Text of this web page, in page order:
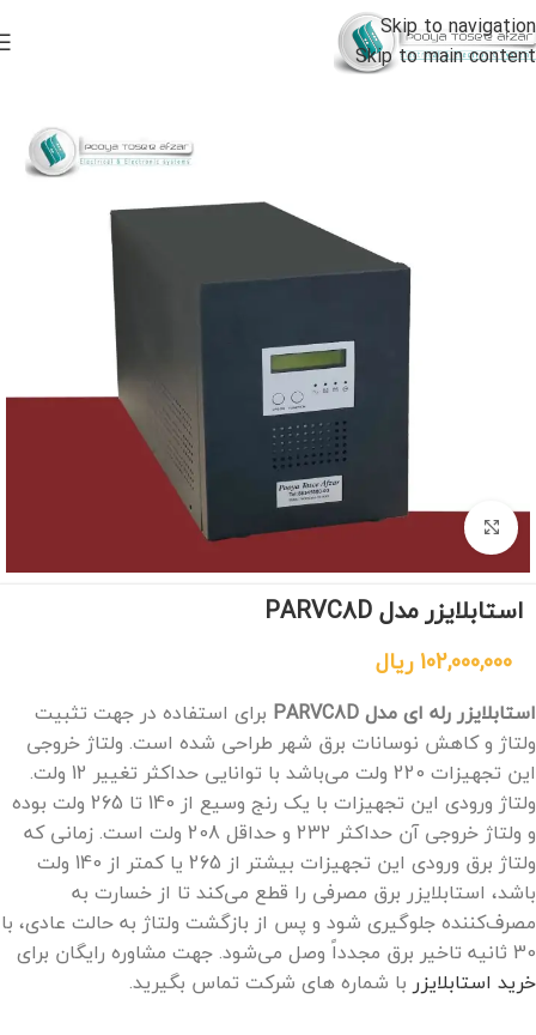
Skip to navigation
Skip to main content
خانه خرید استابلایزر استابلایزر رله ای مدل PA
برای بزرگنمایی کلیک کنید
استابلایزر مدل PARVC8D
102,000,000 ریال
استابلایزر رله ای مدل PARVC8D
برای استفاده در جهت تثبیت
ولتاژ و کاهش نوسانات برق شهر طراحی شده‌ است. ولتاژ خروجی
این تجهیزات 220 ولت می‌باشد با توانایی حداکثر تغییر 12 ولت.
ولتاژ ورودی این تجهیزات با یک رنج وسیع از 140 تا 265 ولت بوده
و ولتاژ خروجی آن حداکثر 232 و حداقل 208 ولت است. زمانی که
ولتاژ برق ورودی این تجهیزات بیشتر از 265 یا کمتر از 140 ولت
باشد، استابلایزر برق مصرفی را قطع می‌کند تا از خسارت به
مصرف‌کننده جلوگیری شود و پس از بازگشت ولتاژ به حالت عادی، با
30 ثانیه تاخیر برق مجدداً وصل می‌شود. جهت مشاوره رایگان برای
خرید استابلایزر با شماره های شرکت تماس بگیرید.